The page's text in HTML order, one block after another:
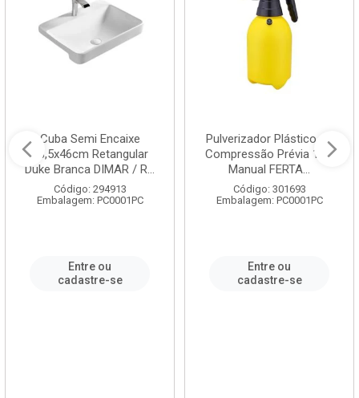
Cuba Semi Encaixe
58,5x46cm Retangular
Duke Branca DIMAR / R...
Código: 294913
Embalagem: PC0001PC
Entre ou
cadastre-se
Pulverizador Plástico de
Compressão Prévia 1,5L
Manual FERTA...
Código: 301693
Embalagem: PC0001PC
Entre ou
cadastre-se